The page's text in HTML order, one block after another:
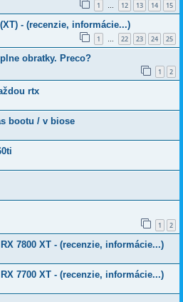
1 … 12 13 14 15
- (recenzie, informácie...)
1 … 22 23 24 25
obratky. Preco?
1 2
rtx
bootu / v biose
1 2
7800 XT - (recenzie, informácie...)
7700 XT - (recenzie, informácie...)